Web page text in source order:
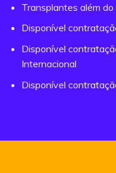
Transplantes além
Disponível
Disponível
Internacional
Disponível